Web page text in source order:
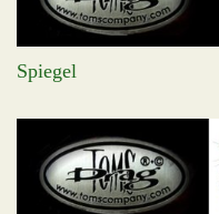
Spiegel